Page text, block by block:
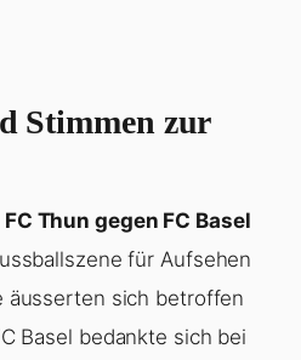
Stimmen zur
FC Thun gegen FC Basel
für Aufsehen
äusserten sich betroffen
Basel bedankte sich bei